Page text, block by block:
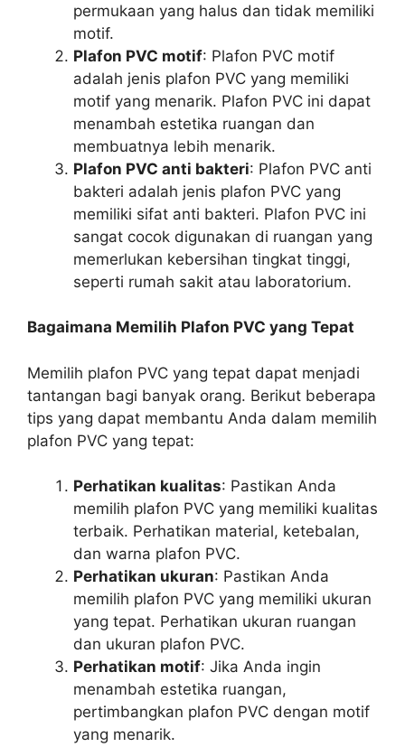
permukaan yang halus dan tidak memiliki
motif.
Plafon PVC motif: Plafon PVC motif
adalah jenis plafon PVC yang memiliki
motif yang menarik. Plafon PVC ini dapat
menambah estetika ruangan dan
membuatnya lebih menarik.
Plafon PVC anti bakteri: Plafon PVC anti
bakteri adalah jenis plafon PVC yang
memiliki sifat anti bakteri. Plafon PVC ini
sangat cocok digunakan di ruangan yang
memerlukan kebersihan tingkat tinggi,
seperti rumah sakit atau laboratorium.
Bagaimana Memilih Plafon PVC yang Tepat
Memilih plafon PVC yang tepat dapat menjadi
tantangan bagi banyak orang. Berikut beberapa
tips yang dapat membantu Anda dalam memilih
plafon PVC yang tepat:
Perhatikan kualitas: Pastikan Anda
memilih plafon PVC yang memiliki kualitas
terbaik. Perhatikan material, ketebalan,
dan warna plafon PVC.
Perhatikan ukuran: Pastikan Anda
memilih plafon PVC yang memiliki ukuran
yang tepat. Perhatikan ukuran ruangan
dan ukuran plafon PVC.
Perhatikan motif: Jika Anda ingin
menambah estetika ruangan,
pertimbangkan plafon PVC dengan motif
yang menarik.